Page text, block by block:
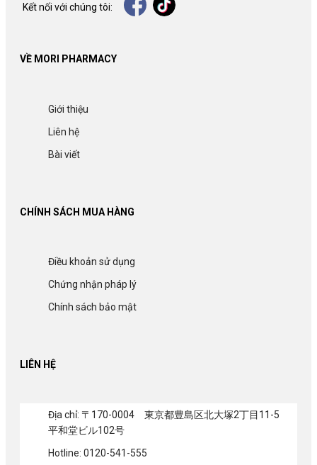
VỀ MORI PHARMACY
Giới thiệu
Liên hệ
Bài viết
CHÍNH SÁCH MUA HÀNG
Điều khoản sử dụng
Chứng nhận pháp lý
Chính sách bảo mật
LIÊN HỆ
Địa chỉ: 〒170-0004 東京都豊島区北大塚2丁目11-5
平和堂ビル102号
Hotline: 0120-541-555
Kết nối với chúng tôi: